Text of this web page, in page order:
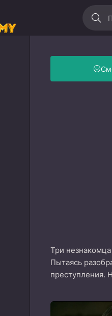
Три
Пытаясь
преступления.